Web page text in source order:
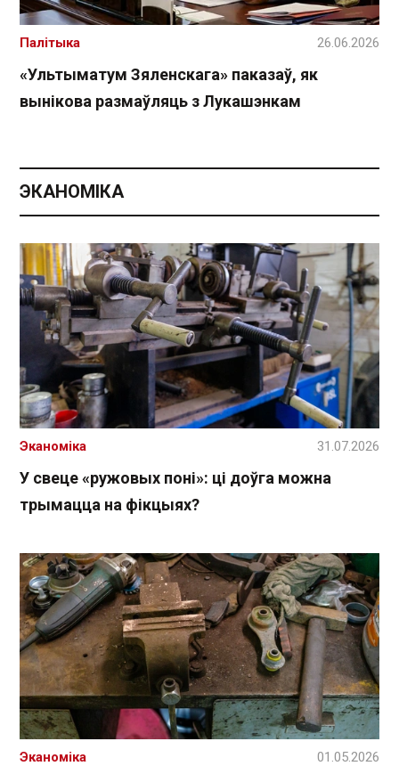
«Ультыматум Зяленскага» паказаў, як
вынікова размаўляць з Лукашэнкам
Палітыка 26.06.2026
ЭКАНОМІКА
У свеце «ружовых поні»: ці доўга можна
трымацца на фікцыях?
Эканоміка 31.07.2026
Эканоміка 01.05.2026